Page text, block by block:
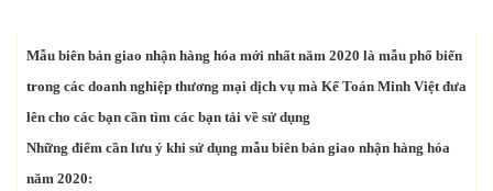
Mẫu biên bản giao nhận hàng hóa mới nhất năm 2020 là mẫu phổ biến
trong các doanh nghiệp thương mại dịch vụ mà Kế Toán Minh Việt đưa
lên cho các bạn cần tìm các bạn tải về sử dụng
Những điểm cần lưu ý khi sử dụng mẫu biên bản giao nhận hàng hóa
năm 2020: